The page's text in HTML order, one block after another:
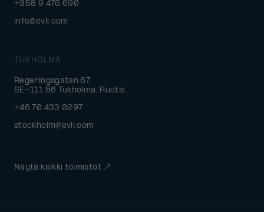
+358 9 476 690
info@evli.com
TUKHOLMA
Regeringsgatan 67
SE-111 56 Tukholma, Ruotsi
+46 70 433 0297
stockholm@evli.com
Näytä kaikki toimistot